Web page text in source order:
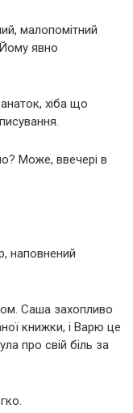
малопомітний
явно
хіба що
Може, ввечері в
наповнений
Саша захопливо
книжки, і Варю це
про свій біль за